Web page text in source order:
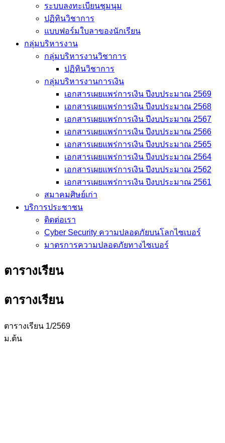
ระบบลงทะเบียนชุมนุม
ปฏิทินวิชาการ
แบบฟอร์มใบลาของนักเรียน
กลุ่มบริหารงาน
กลุ่มบริหารงานวิชาการ
ปฏิทินวิชาการ
กลุ่มบริหารงานการเงิน
เอกสารเผยแพร่การเงิน ปีงบประมาณ 2569
เอกสารเผยแพร่การเงิน ปีงบประมาณ 2568
เอกสารเผยแพร่การเงิน ปีงบประมาณ 2567
เอกสารเผยแพร่การเงิน ปีงบประมาณ 2566
เอกสารเผยแพร่การเงิน ปีงบประมาณ 2565
เอกสารเผยแพร่การเงิน ปีงบประมาณ 2564
เอกสารเผยแพร่การเงิน ปีงบประมาณ 2562
เอกสารเผยแพร่การเงิน ปีงบประมาณ 2561
สมาคมศิษย์เก่า
บริการประชาชน
ติดต่อเรา
Cyber Security ความปลอดภัยบนโลกไซเบอร์
มาตรการความปลอดภัยทางไซเบอร์
ตารางเรียน
ตารางเรียน
ตารางเรียน 1/2569
ม.ต้น